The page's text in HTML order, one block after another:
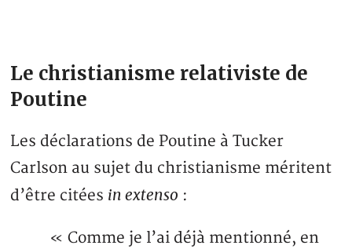
Le christianisme relativiste de
Poutine
Les déclarations de Poutine à Tucker
Carlson au sujet du christianisme méritent
d’être citées in extenso :
« Comme je l’ai déjà mentionné, en